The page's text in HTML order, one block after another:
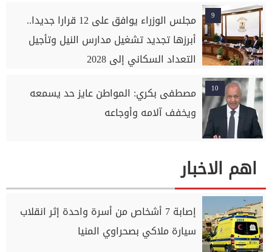
9
مجلس الوزراء يوافق على 12 قرارا جديدا..
أبرزها تجديد تشغيل مدارس النيل وتأجيل
التعداد السكاني إلى 2028
10
مصطفى بكري: المواطن عايز حد يسمعه
ويخفف آلامه وأوجاعه
اهم الاخبار
إصابة 7 أشخاص من أسرة واحدة إثر انقلاب
سيارة ملاكي بصحراوي المنيا